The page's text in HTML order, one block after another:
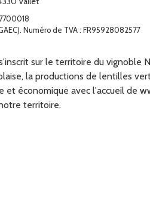
Numéro de TVA : FR95928082577
sur le territoire du vignoble
la productions de lentilles
et économique avec l'accueil de
territoire.